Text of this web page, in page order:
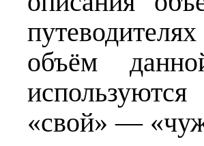
объём
«свой» —